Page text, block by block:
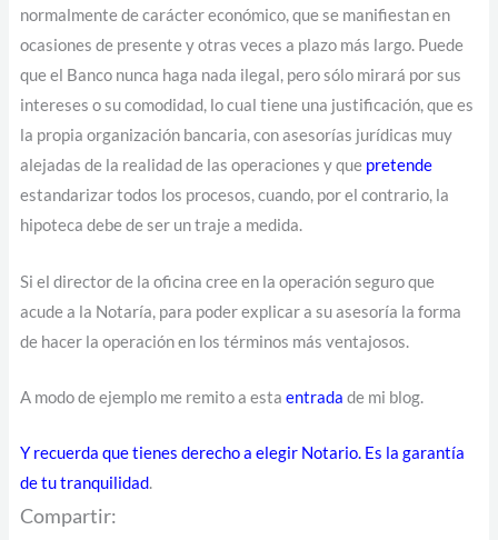
normalmente de carácter económico, que se manifiestan en
ocasiones de presente y otras veces a plazo más largo. Puede
que el Banco nunca haga nada ilegal, pero sólo mirará por sus
intereses o su comodidad, lo cual tiene una justificación, que es
la propia organización bancaria, con asesorías jurídicas muy
alejadas de la realidad de las operaciones y que pretende
estandarizar todos los procesos, cuando, por el contrario, la
hipoteca debe de ser un traje a medida.
Si el director de la oficina cree en la operación seguro que
acude a la Notaría, para poder explicar a su asesoría la forma
de hacer la operación en los términos más ventajosos.
A modo de ejemplo me remito a esta entrada de mi blog.
Y recuerda que tienes derecho a elegir Notario. Es la garantía
de tu tranquilidad.
Compartir: